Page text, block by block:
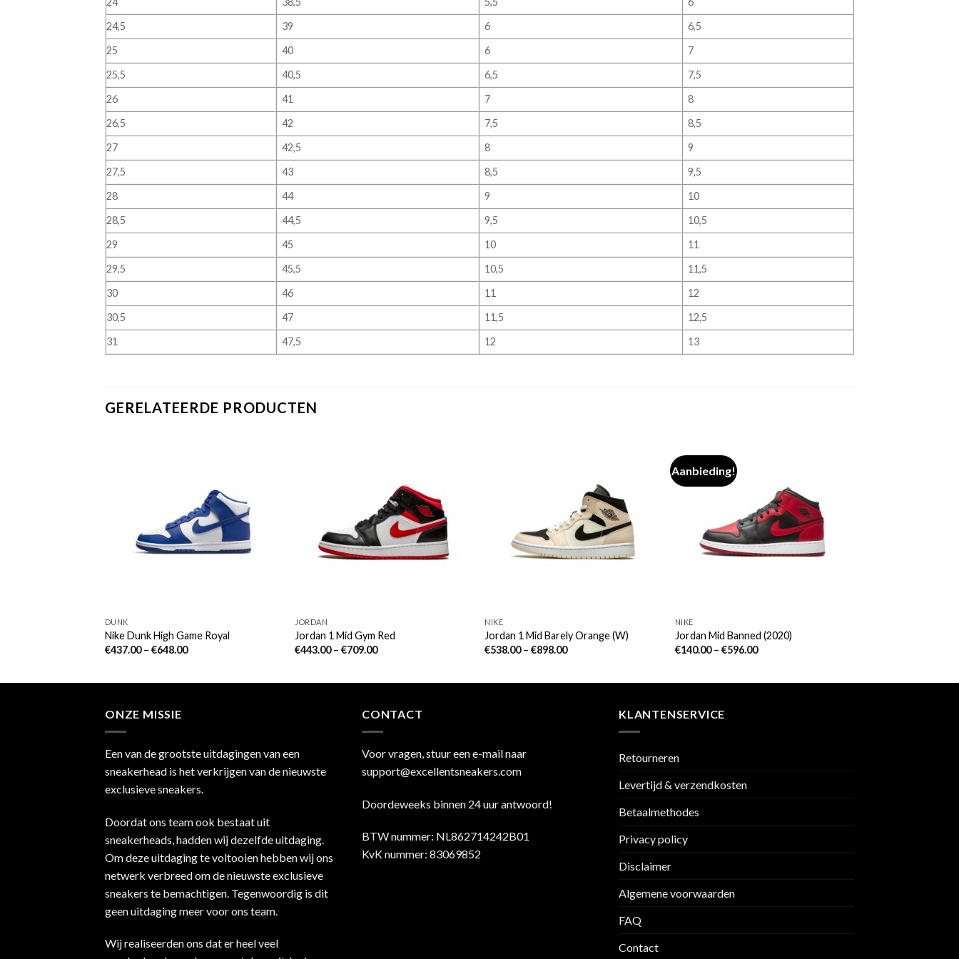
24,5
39 6
6,5
25
40 6
7
25,5
40,5 6,5
7,5
26
41 7
8
26,5
42 7,5
8,5
27
42,5 8
9
27,5
43 8,5
9,5
28
44 9
10
28,5
44,5 9,5
10,5
29
45 10
11
29,5
45,5 10,5
11,5
30
46 11
12
30,5
47 11,5
12,5
31
47,5 12 13
GERELATEERDE PRODUCTEN
DUNK
Nike Dunk High Game Royal
€437.00– €648.00
JORDAN
Jordan 1 Mid Gym Red
€443.00–€709.00
NIKE
Jordan 1 Mid Barely Orange (W)
€538.00–€898.00
Aanbieding!
NIKE
Jordan Mid Banned (2020)
€140.00– €596.00
ONZE MISSIE
Een van de grootste uitdagingen van een
sneakerhead is het verkrijgen van de nieuwste
exclusieve sneakers.
Doordat ons team ook bestaat uit
sneakerheads, hadden wij dezelfde uitdaging.
Om deze uitdaging te voltooien hebben wij ons
netwerk verbreed om de nieuwste exclusieve
sneakers te bemachtigen. Tegenwoordig is dit
geen uitdaging meer voor ons team.
Wij realiseerden ons dat er heel veel
CONTACT
Voor vragen, stuur een e-mail naar
support@excellentsneakers.com
Doordeweeks binnen 24 uur antwoord!
BTW nummer: NL862714242B01
KvK nummer: 83069852
KLANTENSERVICE
Retourneren
Levertijd & verzendkosten
Betaalmethodes
Privacy policy
Disclaimer
Algemene voorwaarden
FAQ
Contact